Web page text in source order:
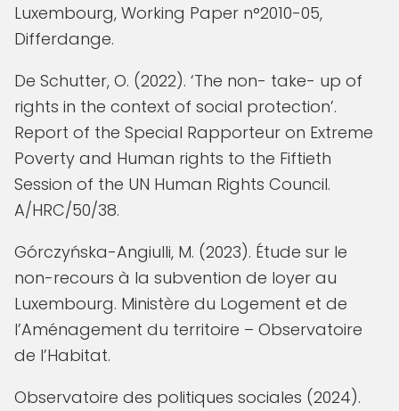
Luxembourg, Working Paper n°2010-05,
Differdange.
De Schutter, O. (2022). ‘The non- take- up of
rights in the context of social protection’.
Report of the Special Rapporteur on Extreme
Poverty and Human rights to the Fiftieth
Session of the UN Human Rights Council.
A/HRC/50/38.
Górczyńska-Angiulli, M. (2023). Étude sur le
non-recours à la subvention de loyer au
Luxembourg. Ministère du Logement et de
l’Aménagement du territoire – Observatoire
de l’Habitat.
Observatoire des politiques sociales (2024).